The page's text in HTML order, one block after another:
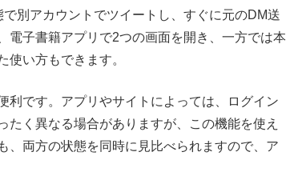
別アカウントでツイートし、すぐに元のDM送
電子書籍アプリで2つの画面を開き、一方では本
使い方もできます。
です。アプリやサイトによっては、ログイン
く異なる場合がありますが、この機能を使え
、両方の状態を同時に見比べられますので、ア